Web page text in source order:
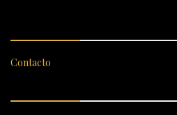
Contacto